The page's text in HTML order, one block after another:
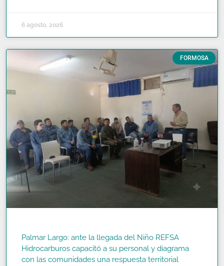
6 agosto, 2026
FORMOSA
Palmar Largo: ante la llegada del Niño REFSA
Hidrocarburos capacitó a su personal y diagrama
con las comunidades una respuesta territorial